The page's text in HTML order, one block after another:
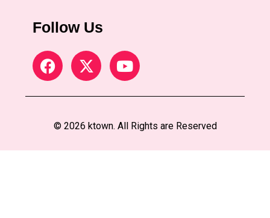
Follow Us
© 2026 ktown. All Rights are Reserved